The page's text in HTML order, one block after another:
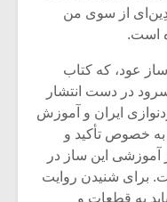
از سوی من
است.
عود، که کتاب
در دست انتشار
ایران و آموزش
به خصوص تأکید و
آموزشی این ساز در
برای شنیدن روایت
به قطعات و